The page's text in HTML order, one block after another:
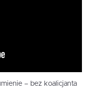
– bez koalicjanta